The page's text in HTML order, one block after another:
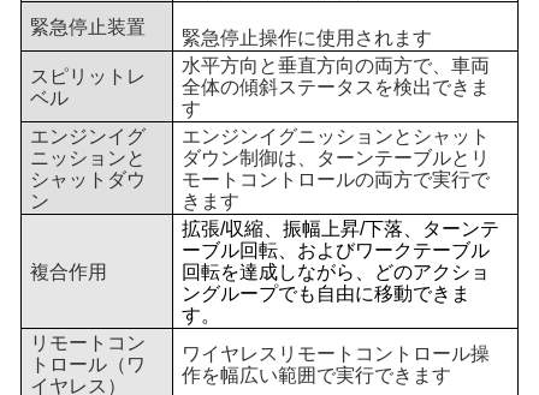
緊急停止装置
緊急停止操作に使用されます
スピリットレ
ベル
水平方向と垂直方向の両方で、車両
全体の傾斜ステータスを検出できま
す
エンジンイグ
ニッションと
シャットダウ
ン
エンジンイグニッションとシャット
ダウン制御は、ターンテーブルとリ
モートコントロールの両方で実行で
きます
複合作用
拡張/収縮、振幅上昇/下落、ターンテ
ーブル回転、およびワークテーブル
回転を達成しながら、どのアクショ
ングループでも自由に移動できま
す。
リモートコン
トロール（ワ
イヤレス）
ワイヤレスリモートコントロール操
作を幅広い範囲で実行できます